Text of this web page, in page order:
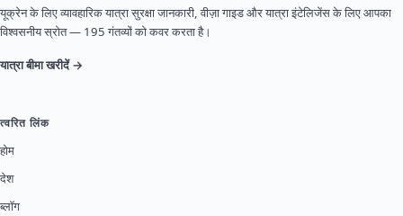
यूक्रेन के लिए व्यावहारिक यात्रा सुरक्षा जानकारी, वीज़ा गाइड और यात्रा इंटेलिजेंस के लिए आपका
विश्वसनीय स्रोत — 195 गंतव्यों को कवर करता है।
यात्रा बीमा खरीदें →
त्वरित लिंक
होम
देश
ब्लॉग